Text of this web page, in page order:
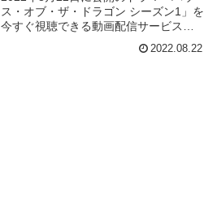
ス・オブ・ザ・ドラゴン シーズン1」を
今すぐ視聴できる動画配信サービス
スト・声優、スタッフ、主題歌の情報
2022.08.22